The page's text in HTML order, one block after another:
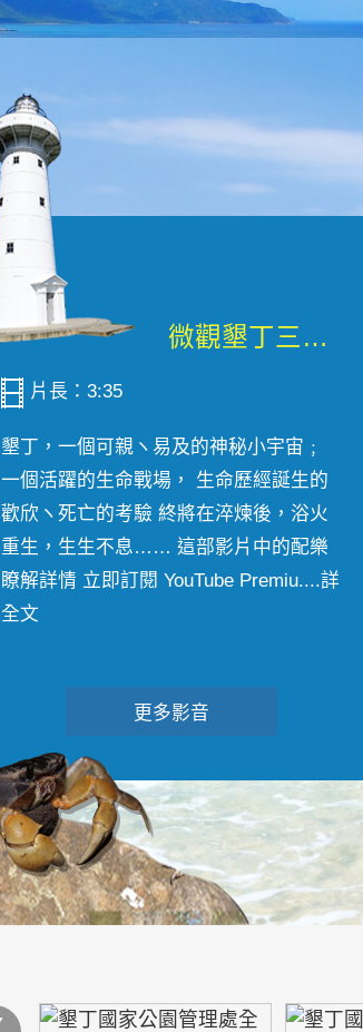
微觀墾丁三部曲 重生....
片長：3:35
墾丁，一個可親ヽ易及的神秘小宇宙﹔
一個活躍的生命戰場， 生命歷經誕生的
歡欣ヽ死亡的考驗 終將在淬煉後，浴火
重生，生生不息…… 這部影片中的配樂
瞭解詳情 立即訂閱 YouTube Premiu....詳
全文
更多影音